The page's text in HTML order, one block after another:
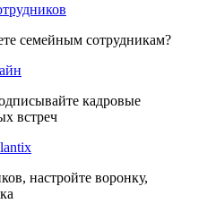
семейным сотрудникам?
кадровые
встреч
настройте воронку,